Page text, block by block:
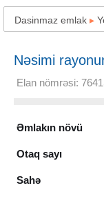
Dasinmaz emlak ▸
Nəsimi
verilir, 86 m²
Elan nömrəsi:
Əmlakın növü
Otaq sayı
Sahə